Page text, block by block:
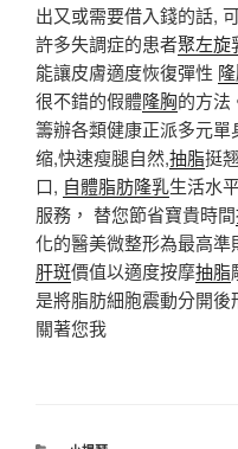
出又或需要借入錢的話,
許多失調症的患者聚左旋
能讓皮膚適度恢復彈性
很不錯的假體隆胸的方法
籌辦各類健康正派多元
缩,快速瘦腿自然,抽脂挺
口, 自體脂肪隆乳生活水
服務， 替您節省寶貴時間
化的醫美微整形為最高準
肝斑價值以適度按摩抽脂
是將脂肪細胞震動分開
關著您我